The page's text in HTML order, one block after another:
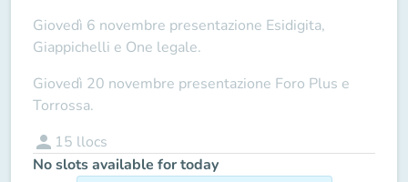
Giovedì 6 novembre presentazione Esidigita,
Giappichelli e One legale.
Giovedì 20 novembre presentazione Foro Plus e
Torrossa.
person 15 llocs
No slots available for today